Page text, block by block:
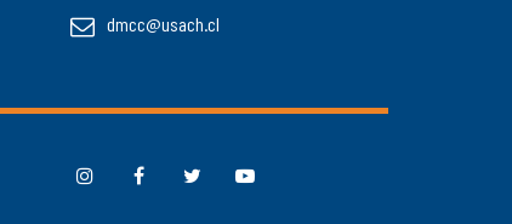
dmcc@usach.cl